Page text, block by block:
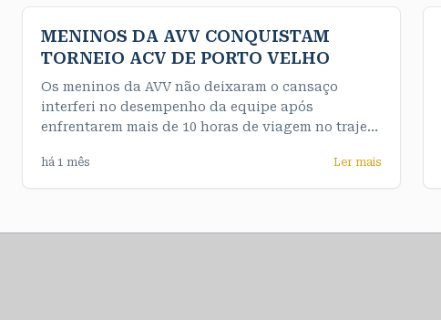
MENINOS DA AVV CONQUISTAM
TORNEIO ACV DE PORTO VELHO
Os meninos da AVV não deixaram o cansaço
interferi no desempenho da equipe após
enfrentarem mais de 10 horas de viagem no trajeto
conquistaram o título da competição de forma
invicta. Nossos meninos do sub 16 fizeram uma
há 1 mês Ler mais